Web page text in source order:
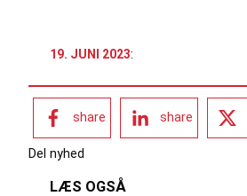
19. JUNI 2023:
share share
Del nyhed
LÆS OGSÅ